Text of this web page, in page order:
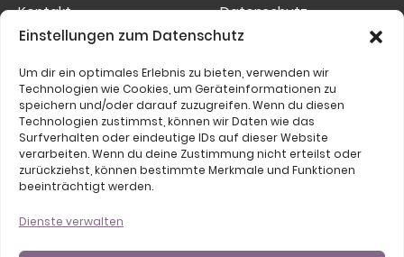
Einstellungen zum Datenschutz
Um dir ein optimales Erlebnis zu bieten, verwenden wir
Technologien wie Cookies, um Geräteinformationen zu
speichern und/oder darauf zuzugreifen. Wenn du diesen
Technologien zustimmst, können wir Daten wie das
Surfverhalten oder eindeutige IDs auf dieser Website
verarbeiten. Wenn du deine Zustimmung nicht erteilst oder
zurückziehst, können bestimmte Merkmale und Funktionen
beeinträchtigt werden.
Dienste verwalten
Kontakt
Sitemap
Datenschutz
Cookies
Etwas nicht gefunden?
Suchen
nach: